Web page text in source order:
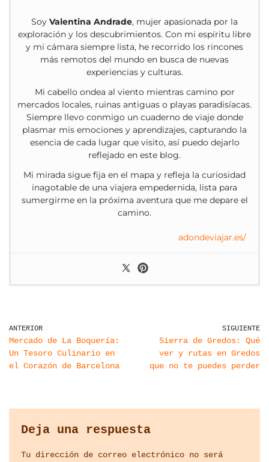
Soy Valentina Andrade, mujer apasionada por la
exploración y los descubrimientos. Con mi espíritu libre
y mi cámara siempre lista, he recorrido los rincones
más remotos del mundo en busca de nuevas
experiencias y culturas.
Mi cabello ondea al viento mientras camino por
mercados locales, ruinas antiguas o playas paradisíacas.
Siempre llevo conmigo un cuaderno de viaje donde
plasmar mis emociones y aprendizajes, capturando la
esencia de cada lugar que visito, así puedo dejarlo
reflejado en este blog.
Mi mirada sigue fija en el mapa y refleja la curiosidad
inagotable de una viajera empedernida, lista para
sumergirme en la próxima aventura que me depare el
camino.
adondeviajar.es/
ANTERIOR
Mercado de La Boquería:
Un Tesoro Culinario en
el Corazón de Barcelona
SIGUIENTE
Sierra de Gredos: Qué
ver y rutas en Gredos
que no te puedes perder
Deja una respuesta
Tu dirección de correo electrónico no será